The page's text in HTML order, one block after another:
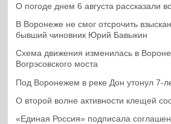
О погоде днем 6 августа рассказали
В Воронеже не смог отсрочить
бывший чиновник Юрий Бавыкин
Схема движения изменилась в
Вогрэсовского моста
Под Воронежем в реке Дон утонул 7-
О второй волне активности клещей
«Единая Россия» подписала